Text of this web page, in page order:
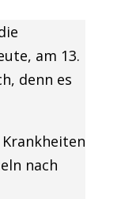
am 13.
denn es
nach